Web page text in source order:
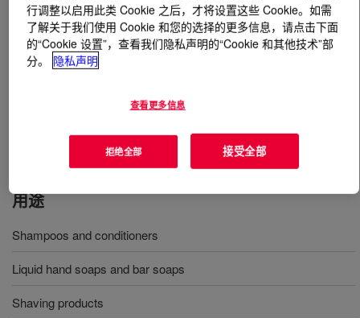
什么是FOAMYSENSE™ 301 Polymer?
weight. In a cream, lotion, gel or stick the product will go
smoothly INCI Name: PEG-90M
用途
Shampoos and conditioners
Liquid hand soaps and bar soaps
Shaving products
行调整以启用此类 Cookie 之后，才将设置这些 Cookie。如需
了解关于我们使用 Cookie 和您的选择的更多信息，请点击下面
的“Cookie 设置”，查看我们隐私声明的“Cookie 和其他技术”部
分。
隐私声明
查看更多信息
拒绝全部 接受全部